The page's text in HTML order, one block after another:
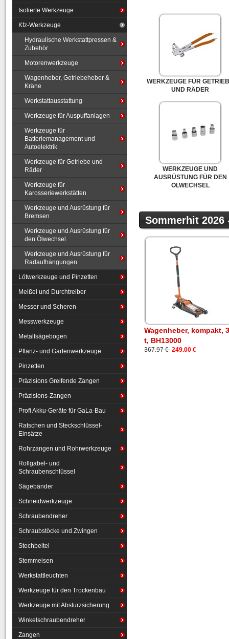
WERKZEUGE FÜR
UND RÄDER
WERKZEUGE UND
AUSRÜSTUNG FÜR DEN
ÖLWECHSEL
Sommerhit 2026
Wagenheber, kompakt, 3
t, BH13000
367.97 € 249.00 €
Isolierte Werkzeuge
Kfz-Werkzeuge
Hydraulische Werkstattpressen &
Zubehör
Motorenwerkzeuge
Wagenheber, Getriebeheber &
Kräne
Werkstattausstattung
Werkzeuge für Auspuffanlagen
Werkzeuge für
Batteriemanagement und
Autoelektrik
Werkzeuge für Getriebe und
Räder
Werkzeuge für
Karosseriewerkstätten
Werkzeuge und Ausrüstung für
Bremsen
Werkzeuge und Ausrüstung für
den Ölwechsel
Werkzeuge und Ausrüstung für
Radaufhängungen
Lötwerkzeuge und Pinzetten
Meißel und Durchtreiber
Messer und Scheren
Messwerkzeuge
Metallsägebogen
Pflanz- und Gartenwerkzeuge
Pinzetten
Präzisions Greifende Zangen
Präzisions-Zangen
Profi Akku-Geräte für GaLa-Bau
Ratschen und Steckschlüssel-
Einsätze
Rohrzangen und Rohrwerkzeuge
Rollgabel- und
Schraubenschlüssel
Sägebänder
Schneidwerkzeuge
Schraubendreher
Schraubstöcke und Zwingen
Stechbeitel
Stemmeisen
Werkstattleuchten
Werkzeuge für den Trockenbau
Werkzeuge mit Absturzsicherung
Winkelschraubendreher
Zangen